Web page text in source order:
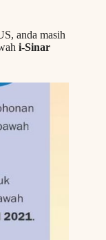
anda masih
i-Sinar